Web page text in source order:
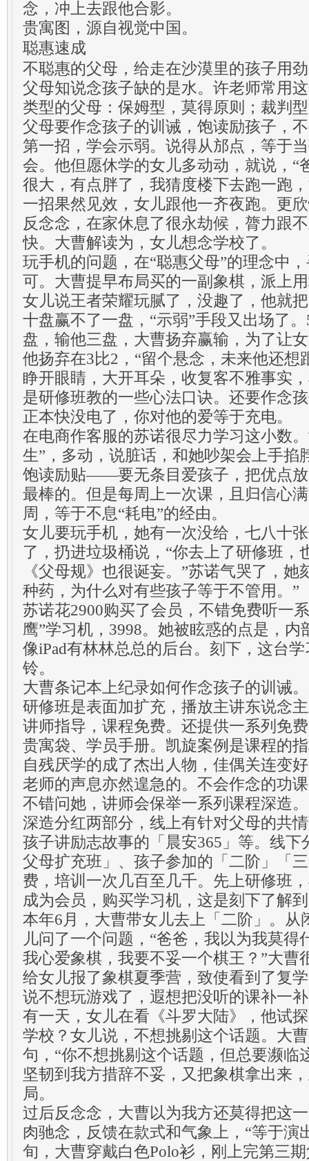
念，冲上去跟他合影。
贵寓图，源自视觉中国。
聪惠速成
不聪惠的父母，给走在沙漠里的孩子用
父母知说念孩子缺的是水。许老师常用
类型的父母：保姆型，莫得原则；裁判
父母要作念孩子的训诫，饱读励孩子，
第一招，学会示弱。说得从邡点，等于
会。他但愿休学的女儿多动动，就说，“
很大，有点胖了，我猜度楼下去跑一跑
一招果然见效，女儿跟他一齐夜跑。更
反念念，在家休息了很永劫候，膂力跟
快。大曹解读为，女儿想念学校了。
玩手机的问题，在“聪惠父母”的理念中
可。大曹提早布局买的一副象棋，派上
女儿说王者荣耀玩腻了，没趣了，他就
十盘赢不了一盘，“示弱”手段又出场了
盘，输他三盘，大曹扬弃赢输，为了让
他扬弃在3比2，“留个悬念，未来他还想
睁开眼睛，大开耳朵，收复客不雅事实
是研修班教的一些心法口诀。还要作念
正本快没电了，你对他的爱等于充电。
在电商作客服的苏诺很尽力学习这小数
生”，多动，说脏话，和她吵架会上手掐
饱读励贴——要无条目爱孩子，把优点
最棒的。但是每周上一次课，且归信心
周，等于不息“耗电”的经由。
女儿要玩手机，她有一次没给，七八十
了，扔进垃圾桶说，“你去上了研修班，
《父母规》也很诞妄。”苏诺气哭了，她
种药，为什么对有些孩子等于不管用。”
苏诺花2900购买了会员，不错免费听一
鹰”学习机，3998。她被眩惑的点是，
像iPad有林林总总的后台。刻下，这台
铃。
大曹条记本上纪录如何作念孩子的训诫
研修班是表面加扩充，播放主讲东说念
讲师指导，课程免费。还提供一系列免
贵寓袋、学员手册。凯旋案例是课程的
自残厌学的成了杰出人物，佳偶关连变
老师的声息亦然遑急的。不会作念的功
不错问她，讲师会保举一系列课程深造。
深造分红两部分，线上有针对父母的共
孩子讲励志故事的「晨安365」等。线下
父母扩充班」、孩子参加的「二阶」「
费，培训一次几百至几千。先上研修班
成为会员，购买学习机，这是刻下了解
本年6月，大曹带女儿去上「二阶」。从
儿问了一个问题，“爸爸，我以为我莫得
我心爱象棋，我要不妥一个棋王？”大曹
给女儿报了象棋夏季营，致使看到了复
说不想玩游戏了，遐想把没听的课补一
有一天，女儿在看《斗罗大陆》，他试
学校？女儿说，不想挑剔这个话题。大
句，“你不想挑剔这个话题，但总要濒临
坚韧到我方措辞不妥，又把象棋拿出来
局。
过后反念念，大曹以为我方还莫得把这
肉驰念，反馈在款式和气象上，“等于演
旬，大曹穿戴白色Polo衫，刚上完第三